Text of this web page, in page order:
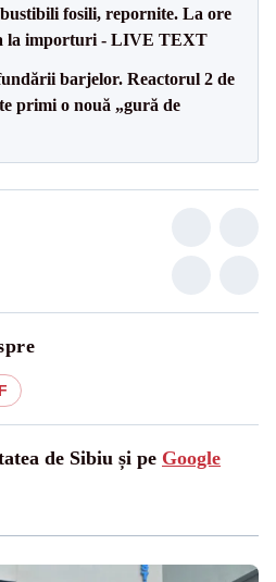
fosili, repornite. La ore
la importuri - LIVE TEXT
barjelor. Reactorul 2 de
primi o nouă „gură de
de Sibiu și pe Google